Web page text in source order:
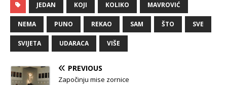
JEDAN KOJI KOLIKO MAVROVIĆ
NEMA PUNO REKAO SAM ŠTO SVE
SVIJETA UDARACA VIŠE
PREVIOUS
Započinju mise zornice